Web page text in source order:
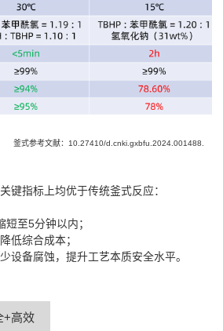
釜式参考文献：10.27410/d.cnki.gxbfu.2024.001488.
键指标上均优于传统釜式反应：
至5分钟以内；
低综合成本；
设备腐蚀，提升工艺本质安全水平。
+高效